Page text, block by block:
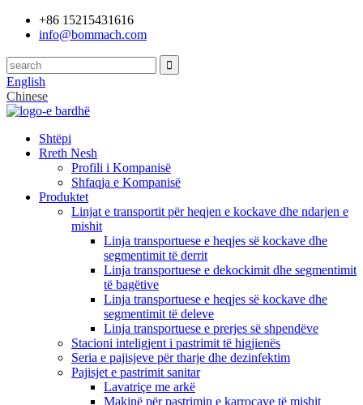
+86 15215431616
info@bommach.com
English
Chinese
Shtëpi
Rreth Nesh
Profili i Kompanisë
Shfaqja e Kompanisë
Produktet
Linjat e transportit për heqjen e kockave dhe ndarjen e
mishit
Linja transportuese e heqjes së kockave dhe
segmentimit të derrit
Linja transportuese e dekockimit dhe segmentimit
të bagëtive
Linja transportuese e heqjes së kockave dhe
segmentimit të deleve
Linja transportuese e prerjes së shpendëve
Stacioni inteligjent i pastrimit të higjienës
Seria e pajisjeve për tharje dhe dezinfektim
Pajisjet e pastrimit sanitar
Lavatriçe me arkë
Makinë për pastrimin e karrocave të mishit